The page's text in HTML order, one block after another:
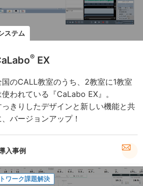
ステム
® EX
国のCALL教室のうち、2教室に1教室
使われている『CaLabo EX』。
っきりしたデザインと新しい機能と共
、バージョンアップ！
入事例
ワーク課題解決